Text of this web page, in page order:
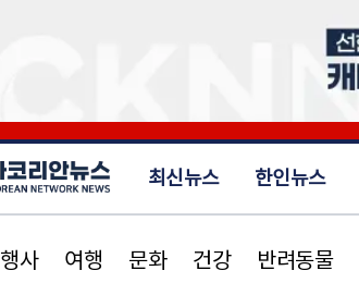
최신뉴스 한인뉴스
행사 여행 문화 건강 반려동물